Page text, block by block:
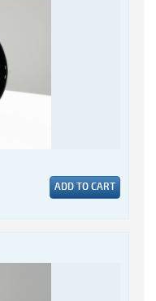
ADD TO CART